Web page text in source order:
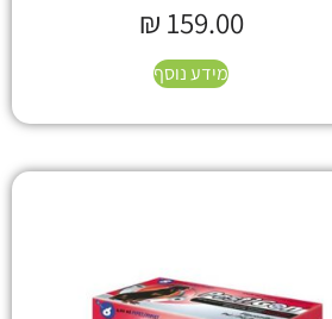
₪ 159.00
מידע נוסף